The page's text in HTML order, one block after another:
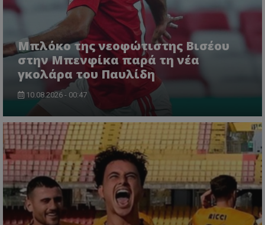
Μπλόκο της νεοφώτιστης Βισέου
στην Μπενφίκα παρά τη νέα
γκολάρα του Παυλίδη
10.08.2026 - 00:47